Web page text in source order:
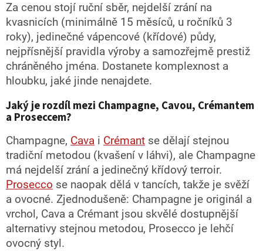
Za cenou stojí ruční sběr, nejdelší zrání na
kvasnicích (minimálně 15 měsíců, u ročníků 3
roky), jedinečné vápencové (křídové) půdy,
nejpřísnější pravidla výroby a samozřejmě prestiž
chráněného jména. Dostanete komplexnost a
hloubku, jaké jinde nenajdete.
Jaký je rozdíl mezi Champagne, Cavou, Crémantem
a Proseccem?
Champagne, Cava i Crémant se dělají stejnou
tradiční metodou (kvašení v láhvi), ale Champagne
má nejdelší zrání a jedinečný křídový terroir.
Prosecco se naopak dělá v tancích, takže je svěží
a ovocné. Zjednodušeně: Champagne je originál a
vrchol, Cava a Crémant jsou skvělé dostupnější
alternativy stejnou metodou, Prosecco je lehčí
ovocný styl.